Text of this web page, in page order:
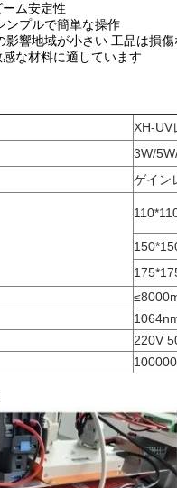
ム安定性
ンプルで簡単な操作
影響地域が小さい 工品は損傷
な材料に適しています
XH-UV
3W/
ゲイン
220V